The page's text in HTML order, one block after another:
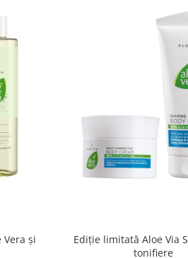
și
Ediție limitată Aloe Via
tonifiere